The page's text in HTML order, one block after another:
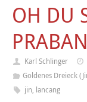
OH DU
Karl Schlinger
Goldenes Dreieck
jin, lancang